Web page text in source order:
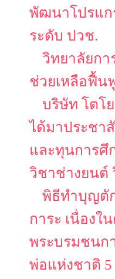
พัฒนาโปรแก
ระดับ ปวช.
วิทยาลัยกา
ช่วยเหลือฟื้น
บริษัท โตโ
ได้มาประชา
และทุนการศึ
วิชาช่างยนต์
พิธีทำบุญตั
การะ เนื่องใ
พระบรมชนก
พ่อแห่งชาติ